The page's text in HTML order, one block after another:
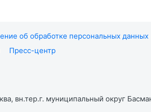
об обработке персональных данных
Пресс-центр
вн.тер.г. муниципальный округ